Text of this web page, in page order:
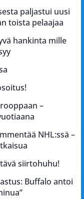
paljastui uusi
toista pelaajaa
hankinta mille
–
NHL:ssä –
siirtohuhu!
Buffalo antoi